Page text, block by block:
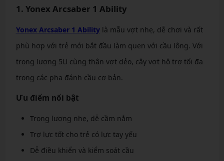
1. Yonex Arcsaber 1 Ability
Yonex Arcsaber 1 Abilitylà mẫu vợt nhẹ, dễ chơi và rất
phù hợp với trẻ mới bắt đầu làm quen với cầu lông. Với
trọng lượng 5U cùng thân vợt dẻo, cây vợt hỗ trợ tối đa
trong các pha đánh cầu cơ bản.
Ưu điểm nổi bật
Trọng lượng nhẹ, dễ cầm nắm
Trợ lực tốt cho trẻ có lực tay yếu
Dễ điều khiển và kiểm soát cầu